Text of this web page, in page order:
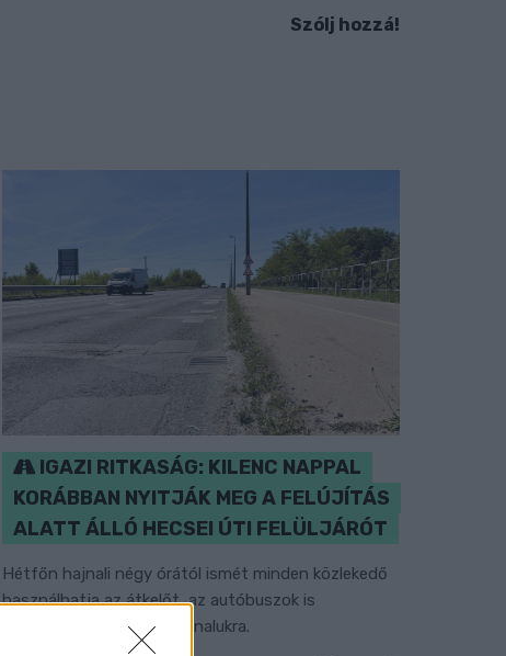
Szólj hozzá!
IGAZI RITKASÁG: KILENC NAPPAL
KORÁBBAN NYITJÁK MEG A FELÚJÍTÁS
ALATT ÁLLÓ HECSEI ÚTI FELÜLJÁRÓT
Hétfőn hajnali négy órától ismét minden közlekedő
használhatja az átkelőt, az autóbuszok is
visszatérnek eredeti útvonalukra.